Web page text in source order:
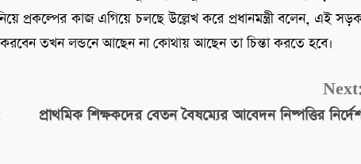
প্রকল্পের কাজ এগিয়ে চলছে উল্লেখ করে প্রধানমন্ত্রী বলেন, এই
করবেন তখন লন্ডনে আছেন না কোথায় আছেন তা চিন্তা করতে হবে।
Next:
প্রাথমিক শিক্ষকদের বেতন বৈষম্যের আবেদন নিষ্পত্তির